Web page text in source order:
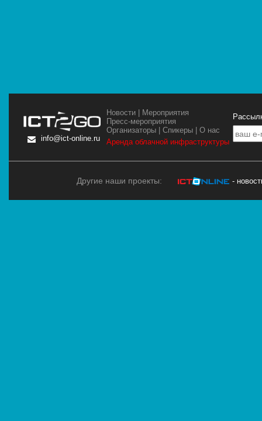
info@ict-online.ru
Новости
Мероприятия
Пресс-мероприятия
Организаторы |Спикеры |О нас
Аренда облачной инфраструктуры
Другие наши проекты: -